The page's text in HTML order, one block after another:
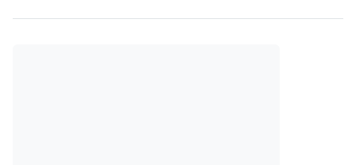
operações seja inferior a presumida.